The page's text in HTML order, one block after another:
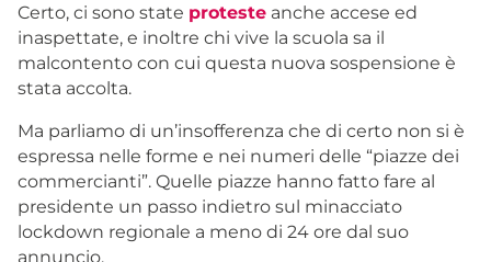
Certo, ci sono state proteste anche accese ed
inaspettate, e inoltre chi vive la scuola sa il
malcontento con cui questa nuova sospensione è
stata accolta.
Ma parliamo di un’insofferenza che di certo non si è
espressa nelle forme e nei numeri delle “piazze dei
commercianti”. Quelle piazze hanno fatto fare al
presidente un passo indietro sul minacciato
lockdown regionale a meno di 24 ore dal suo
annuncio.